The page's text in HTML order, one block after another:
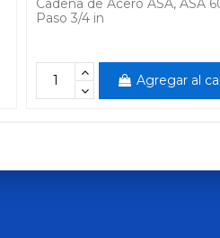
Cadena de Acero ASA, ASA
Paso 3/4 in
Agregar al